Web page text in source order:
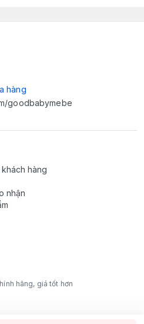
hàng
goodbabymebe
hàng
nhận
hãng, giá tốt hơn